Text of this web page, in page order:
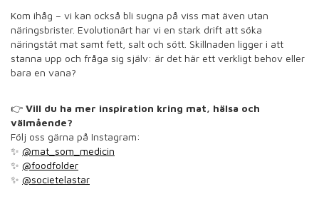
Kom ihåg – vi kan också bli sugna på viss mat även utan
näringsbrister. Evolutionärt har vi en stark drift att söka
näringstät mat samt fett, salt och sött. Skillnaden ligger i att
stanna upp och fråga sig själv: är det här ett verkligt behov eller
bara en vana?
👉 Vill du ha mer inspiration kring mat, hälsa och
välmående?
Följ oss gärna på Instagram:
✨ @mat_som_medicin
✨ @foodfolder
✨ @societelastar